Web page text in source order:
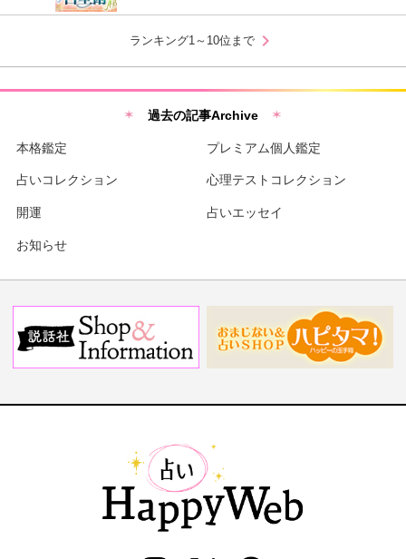
ランキング1～10位まで chevron_right
過去の記事Archive
本格鑑定 プレミアム個人鑑定
占いコレクション 心理テストコレクション
開運 占いエッセイ
お知らせ